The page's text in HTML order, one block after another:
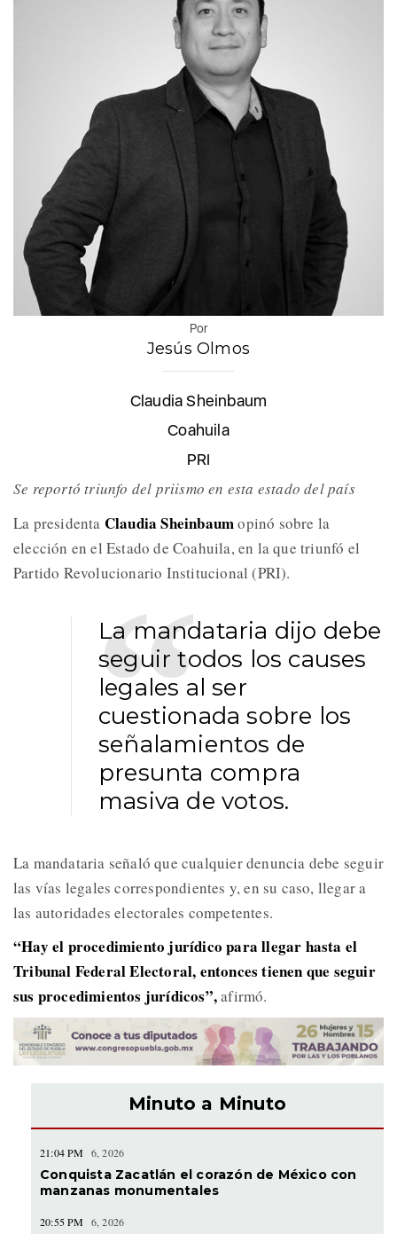
Por
Jesús Olmos
Claudia Sheinbaum
Coahuila
PRI
Se reportó triunfo del priismo en esta estado del país
La presidenta Claudia Sheinbaumopinó sobre la
elección en el Estado de Coahuila, en la que triunfó el
Partido Revolucionario Institucional (PRI).
La mandataria dijo debe
seguir todos los causes
legales al ser
cuestionada sobre los
señalamientos de
presunta compra
masiva de votos.
La mandataria señaló que cualquier denuncia debe seguir
las vías legales correspondientes y, en su caso, llegar a
las autoridades electorales competentes.
“Hay el procedimiento jurídico para llegar hasta el
Tribunal Federal Electoral, entonces tienen que seguir
sus procedimientos jurídicos”,afirmó.
Minuto a Minuto
21:04 PM 6, 2026
Conquista Zacatlán el corazón de México con
manzanas monumentales
20:55 PM 6, 2026